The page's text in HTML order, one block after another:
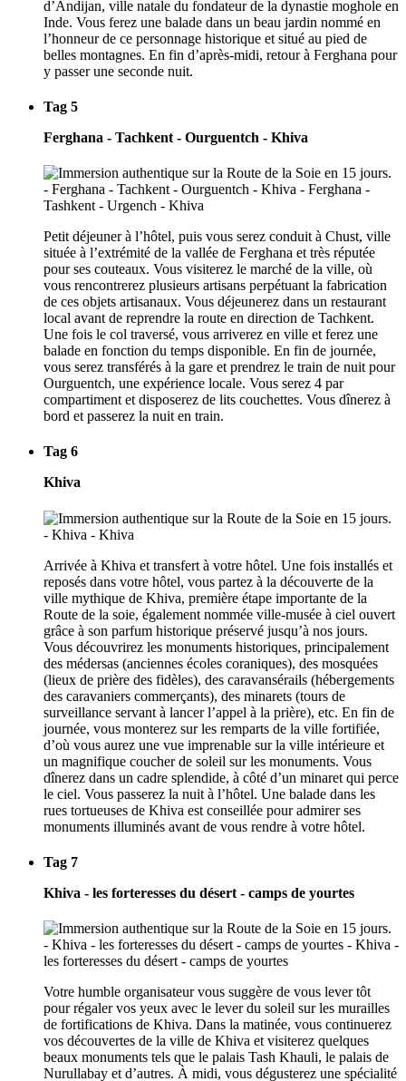
d’Andijan, ville natale du fondateur de la dynastie moghole en
Inde. Vous ferez une balade dans un beau jardin nommé en
l’honneur de ce personnage historique et situé au pied de
belles montagnes. En fin d’après-midi, retour à Ferghana pour
y passer une seconde nuit.
Tag 5
Ferghana - Tachkent - Ourguentch - Khiva
Petit déjeuner à l’hôtel, puis vous serez conduit à Chust, ville
située à l’extrémité de la vallée de Ferghana et très réputée
pour ses couteaux. Vous visiterez le marché de la ville, où
vous rencontrerez plusieurs artisans perpétuant la fabrication
de ces objets artisanaux. Vous déjeunerez dans un restaurant
local avant de reprendre la route en direction de Tachkent.
Une fois le col traversé, vous arriverez en ville et ferez une
balade en fonction du temps disponible. En fin de journée,
vous serez transférés à la gare et prendrez le train de nuit pour
Ourguentch, une expérience locale. Vous serez 4 par
compartiment et disposerez de lits couchettes. Vous dînerez à
bord et passerez la nuit en train.
Tag 6
Khiva
Arrivée à Khiva et transfert à votre hôtel. Une fois installés et
reposés dans votre hôtel, vous partez à la découverte de la
ville mythique de Khiva, première étape importante de la
Route de la soie, également nommée ville-musée à ciel ouvert
grâce à son parfum historique préservé jusqu’à nos jours.
Vous découvrirez les monuments historiques, principalement
des médersas (anciennes écoles coraniques), des mosquées
(lieux de prière des fidèles), des caravansérails (hébergements
des caravaniers commerçants), des minarets (tours de
surveillance servant à lancer l’appel à la prière), etc. En fin de
journée, vous monterez sur les remparts de la ville fortifiée,
d’où vous aurez une vue imprenable sur la ville intérieure et
un magnifique coucher de soleil sur les monuments. Vous
dînerez dans un cadre splendide, à côté d’un minaret qui perce
le ciel. Vous passerez la nuit à l’hôtel. Une balade dans les
rues tortueuses de Khiva est conseillée pour admirer ses
monuments illuminés avant de vous rendre à votre hôtel.
Tag 7
Khiva - les forteresses du désert - camps de yourtes
Votre humble organisateur vous suggère de vous lever tôt
pour régaler vos yeux avec le lever du soleil sur les murailles
de fortifications de Khiva. Dans la matinée, vous continuerez
vos découvertes de la ville de Khiva et visiterez quelques
beaux monuments tels que le palais Tash Khauli, le palais de
Nurullabay et d’autres. À midi, vous dégusterez une spécialité